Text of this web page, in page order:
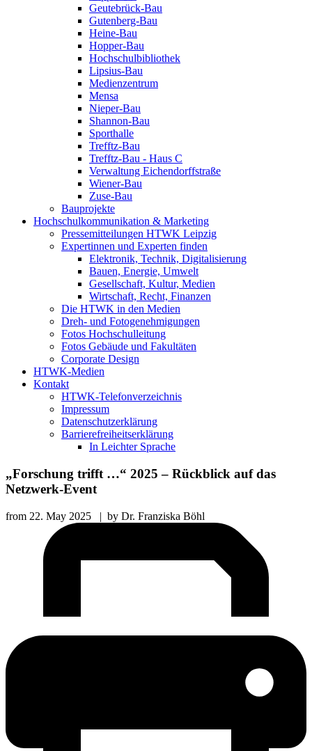
Geutebrück-Bau
Gutenberg-Bau
Heine-Bau
Hopper-Bau
Hochschulbibliothek
Lipsius-Bau
Medienzentrum
Mensa
Nieper-Bau
Shannon-Bau
Sporthalle
Trefftz-Bau
Trefftz-Bau - Haus C
Verwaltung Eichendorffstraße
Wiener-Bau
Zuse-Bau
Bauprojekte
Hochschulkommunikation & Marketing
Pressemitteilungen HTWK Leipzig
Expertinnen und Experten finden
Elektronik, Technik, Digitalisierung
Bauen, Energie, Umwelt
Gesellschaft, Kultur, Medien
Wirtschaft, Recht, Finanzen
Die HTWK in den Medien
Dreh- und Fotogenehmigungen
Fotos Hochschulleitung
Fotos Gebäude und Fakultäten
Corporate Design
HTWK-Medien
Kontakt
HTWK-Telefonverzeichnis
Impressum
Datenschutzerklärung
Barrierefreiheitserklärung
In Leichter Sprache
„Forschung trifft …“ 2025 – Rückblick auf das
Netzwerk-Event
from 22. May 2025 | by Dr. Franziska Böhl